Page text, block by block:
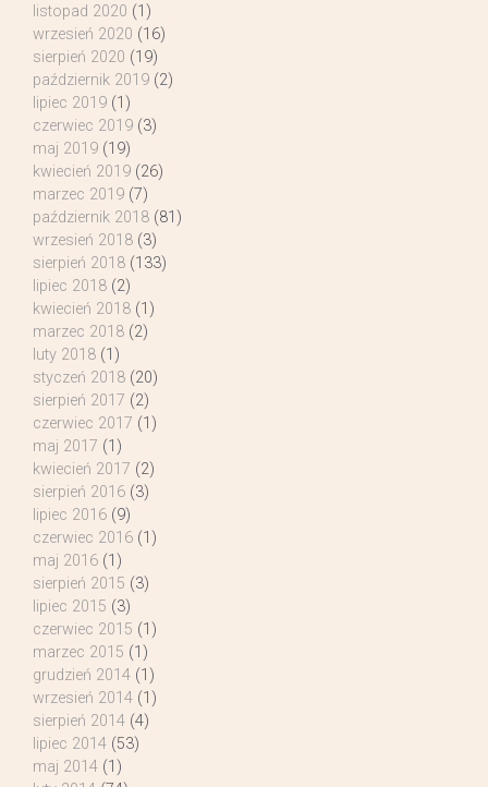
listopad 2020 (1)
wrzesień 2020 (16)
sierpień 2020 (19)
październik 2019 (2)
lipiec 2019 (1)
czerwiec 2019 (3)
maj 2019 (19)
kwiecień 2019 (26)
marzec 2019 (7)
październik 2018 (81)
wrzesień 2018 (3)
sierpień 2018 (133)
lipiec 2018 (2)
kwiecień 2018 (1)
marzec 2018 (2)
luty 2018 (1)
styczeń 2018 (20)
sierpień 2017 (2)
czerwiec 2017 (1)
maj 2017 (1)
kwiecień 2017 (2)
sierpień 2016 (3)
lipiec 2016 (9)
czerwiec 2016 (1)
maj 2016 (1)
sierpień 2015 (3)
lipiec 2015 (3)
czerwiec 2015 (1)
marzec 2015 (1)
grudzień 2014 (1)
wrzesień 2014 (1)
sierpień 2014 (4)
lipiec 2014 (53)
maj 2014 (1)